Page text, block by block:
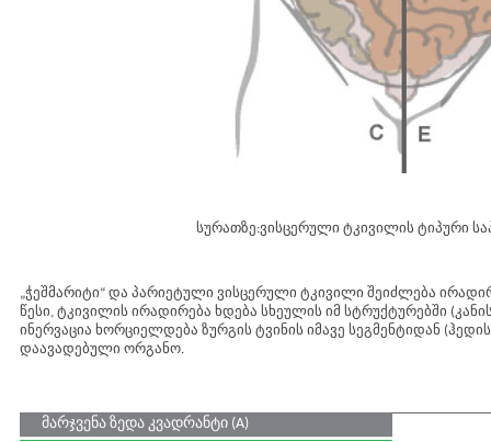
სურათზე:ვისცერული ტკივილის ტიპური
„ჭეშმარიტი“ და პარიეტული ვისცერული ტკივილი შეიძლება
წესი, ტკივილის ირადირება ხდება სხეულის იმ სტრუქტურებში
ინერვაცია ხორციელდება ზურგის ტვინის იმავე სეგმენტიდან
დაავადებული ორგანო.
მარჯვენა ზედა კვადრანტი (A)